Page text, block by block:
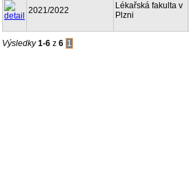
2021/2022
Lékařská fakulta v
Plzni
Výsledky1-6 z 6 1